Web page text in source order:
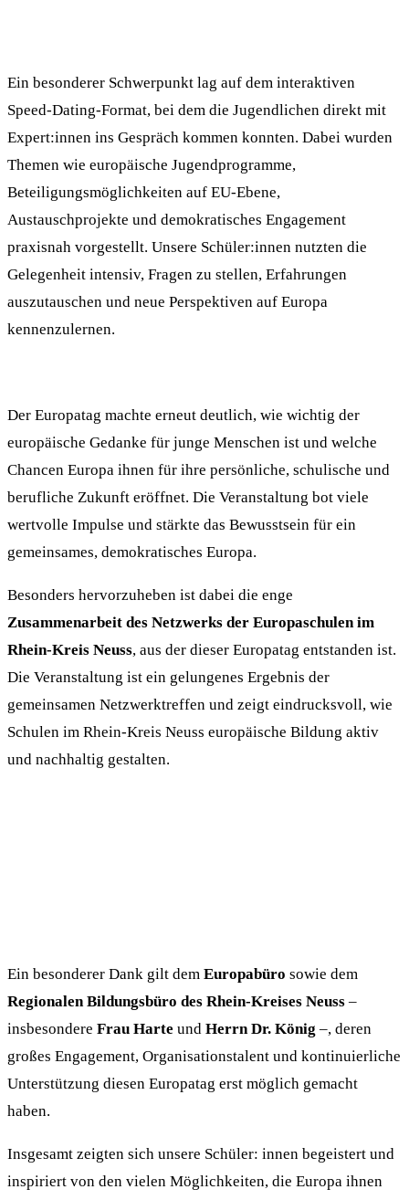
Ein besonderer Schwerpunkt lag auf dem interaktiven
Speed-Dating-Format, bei dem die Jugendlichen direkt mit
Expert:innen ins Gespräch kommen konnten. Dabei wurden
Themen wie europäische Jugendprogramme,
Beteiligungsmöglichkeiten auf EU-Ebene,
Austauschprojekte und demokratisches Engagement
praxisnah vorgestellt. Unsere Schüler:innen nutzten die
Gelegenheit intensiv, Fragen zu stellen, Erfahrungen
auszutauschen und neue Perspektiven auf Europa
kennenzulernen.
Der Europatag machte erneut deutlich, wie wichtig der
europäische Gedanke für junge Menschen ist und welche
Chancen Europa ihnen für ihre persönliche, schulische und
berufliche Zukunft eröffnet. Die Veranstaltung bot viele
wertvolle Impulse und stärkte das Bewusstsein für ein
gemeinsames, demokratisches Europa.
Besonders hervorzuheben ist dabei die enge
Zusammenarbeit des Netzwerks der Europaschulen im
Rhein-Kreis Neuss, aus der dieser Europatag entstanden ist.
Die Veranstaltung ist ein gelungenes Ergebnis der
gemeinsamen Netzwerktreffen und zeigt eindrucksvoll, wie
Schulen im Rhein-Kreis Neuss europäische Bildung aktiv
und nachhaltig gestalten.
Ein besonderer Dank gilt dem Europabüro sowie dem
Regionalen Bildungsbüro des Rhein-Kreises Neuss –
insbesondere Frau Harte und Herrn Dr. König –, deren
großes Engagement, Organisationstalent und kontinuierliche
Unterstützung diesen Europatag erst möglich gemacht
haben.
Insgesamt zeigten sich unsere Schüler: innen begeistert und
inspiriert von den vielen Möglichkeiten, die Europa ihnen